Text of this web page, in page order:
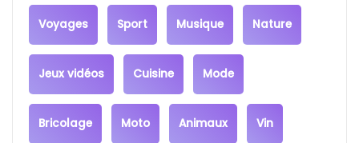
Voyages Sport Musique Nature
Jeux vidéos Cuisine Mode
Bricolage Moto Animaux Vin